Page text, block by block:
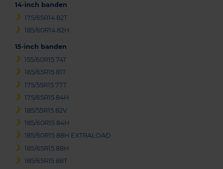
14-inch banden
175/65R14 82T
185/60R14 82H
15-inch banden
155/60R15 74T
165/65R15 81T
175/55R15 77T
175/65R15 84H
185/55R15 82V
185/60R15 84H
185/60R15 88H EXTRALOAD
185/65R15 88H
185/65R15 88T